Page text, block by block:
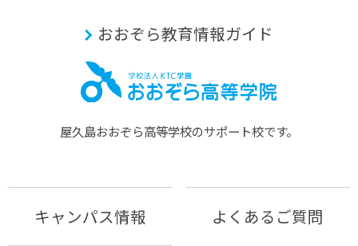
おおぞら教育情報ガイド
屋久島おおぞら⾼等学校のサポート校です。
キャンパス情報 よくあるご質問